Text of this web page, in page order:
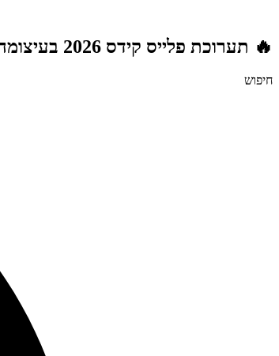
🔥 תערוכת פלייס קידס 2026 בעיצומה! מחירים מטורפים לשנת הלימודים תשפ"ז | משלוח חינם מעל 999 ₪ | מתנות מטורפות בכל רכישה! 🚚🎁
חיפוש